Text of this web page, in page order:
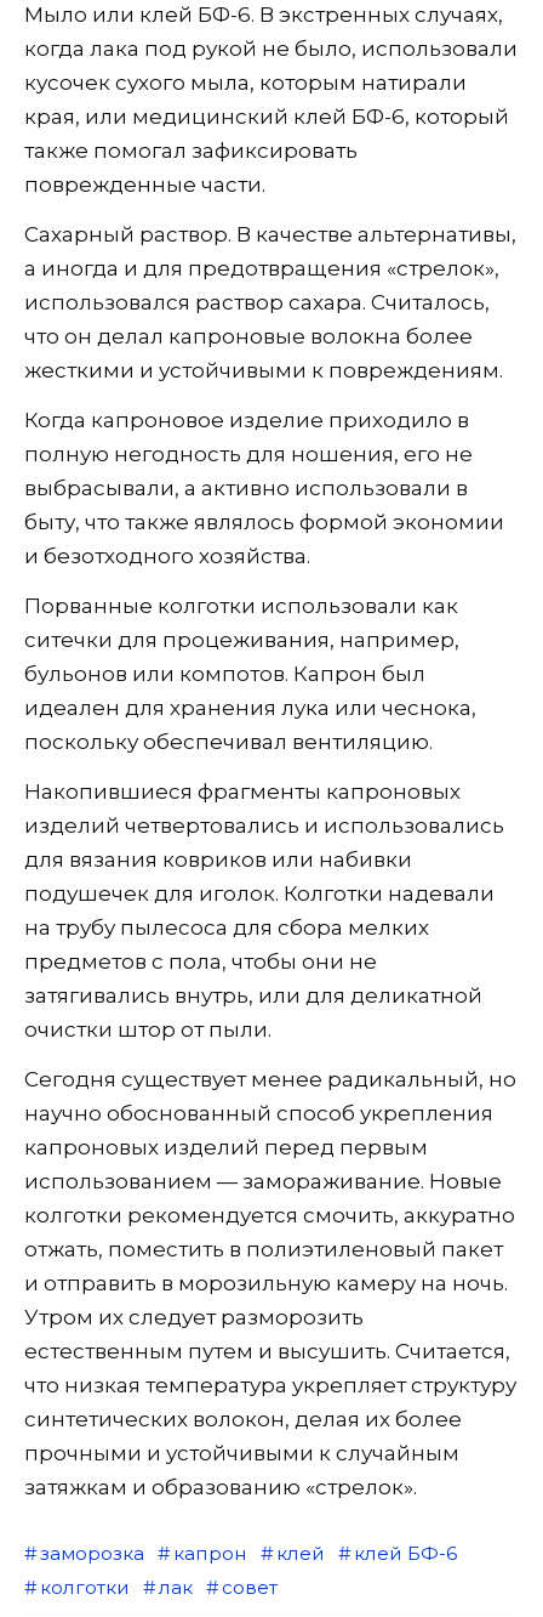
Мыло или клей БФ-6. В экстренных случаях,
когда лака под рукой не было, использовали
кусочек сухого мыла, которым натирали
края, или медицинский клей БФ-6, который
также помогал зафиксировать
поврежденные части.
Сахарный раствор. В качестве альтернативы,
а иногда и для предотвращения «стрелок»,
использовался раствор сахара. Считалось,
что он делал капроновые волокна более
жесткими и устойчивыми к повреждениям.
Когда капроновое изделие приходило в
полную негодность для ношения, его не
выбрасывали, а активно использовали в
быту, что также являлось формой экономии
и безотходного хозяйства.
Порванные колготки использовали как
ситечки для процеживания, например,
бульонов или компотов. Капрон был
идеален для хранения лука или чеснока,
поскольку обеспечивал вентиляцию.
Накопившиеся фрагменты капроновых
изделий четвертовались и использовались
для вязания ковриков или набивки
подушечек для иголок. Колготки надевали
на трубу пылесоса для сбора мелких
предметов с пола, чтобы они не
затягивались внутрь, или для деликатной
очистки штор от пыли.
Сегодня существует менее радикальный, но
научно обоснованный способ укрепления
капроновых изделий перед первым
использованием — замораживание. Новые
колготки рекомендуется смочить, аккуратно
отжать, поместить в полиэтиленовый пакет
и отправить в морозильную камеру на ночь.
Утром их следует разморозить
естественным путем и высушить. Считается,
что низкая температура укрепляет структуру
синтетических волокон, делая их более
прочными и устойчивыми к случайным
затяжкам и образованию «стрелок».
заморозка капрон клей
клей БФ-6
колготки
лак совет